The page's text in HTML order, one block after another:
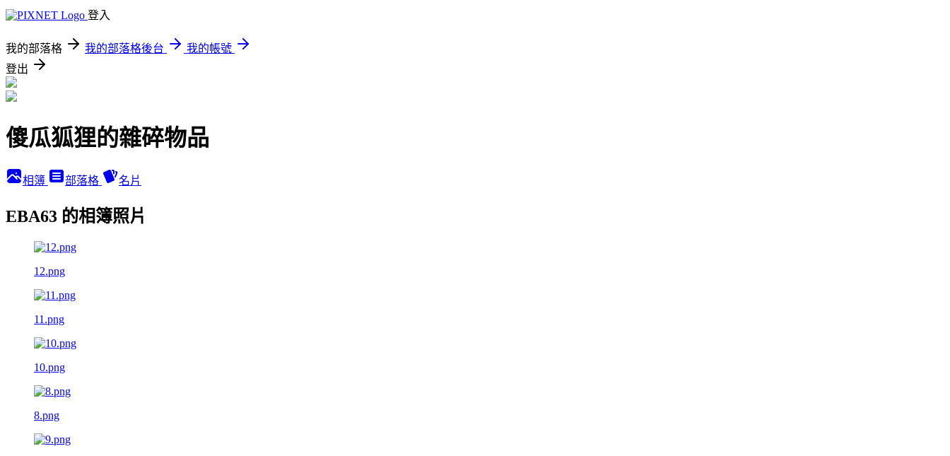
登入
我的部落格 我的部落格後台
我的帳號
登出
傻瓜狐狸的雜碎物品
相簿 部落格 名片
EBA63 的相簿照片
12.png
11.png
10.png
8.png